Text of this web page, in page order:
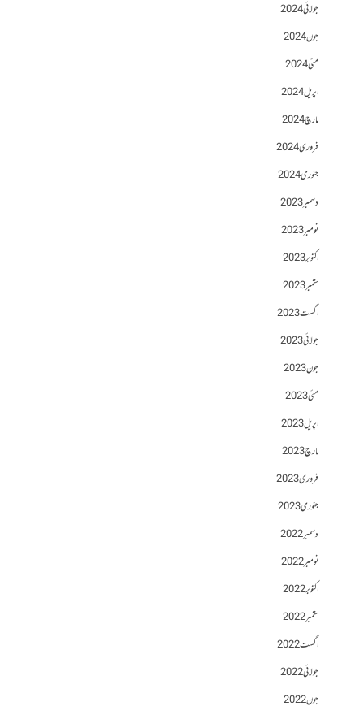
جولائی 2024
جون 2024
مئی 2024
اپریل 2024
مارچ 2024
فروری 2024
جنوری 2024
دسمبر 2023
نومبر 2023
اکتوبر 2023
ستمبر 2023
اگست 2023
جولائی 2023
جون 2023
مئی 2023
اپریل 2023
مارچ 2023
فروری 2023
جنوری 2023
دسمبر 2022
نومبر 2022
اکتوبر 2022
ستمبر 2022
اگست 2022
جولائی 2022
جون 2022